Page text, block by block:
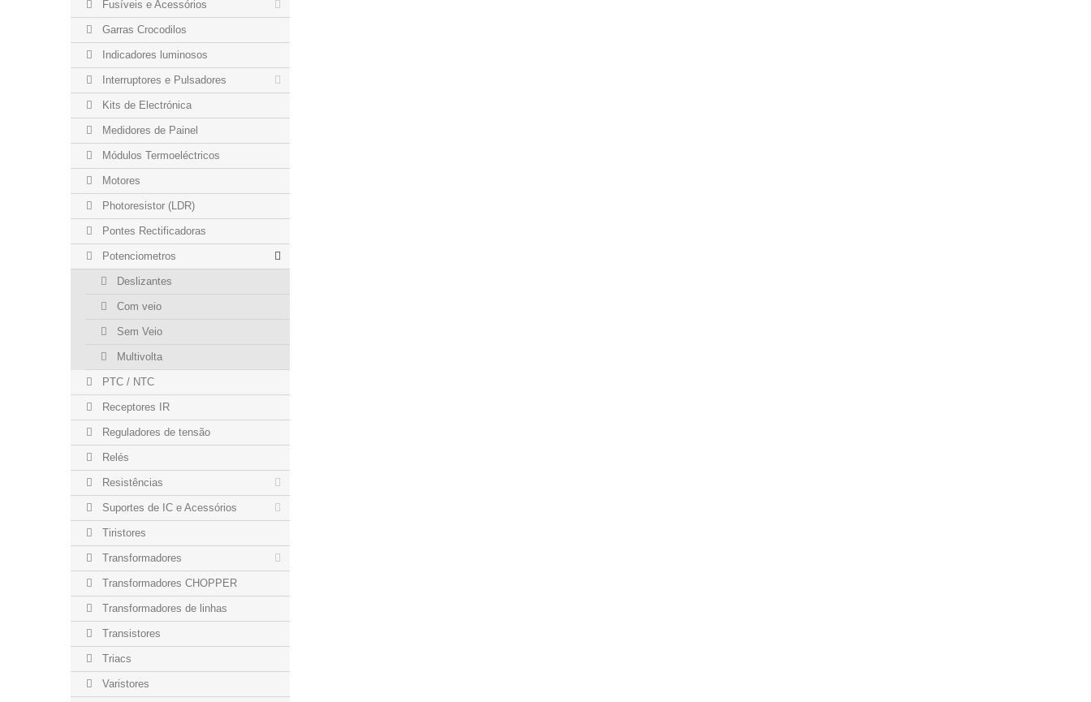
Fusíveis e Acessórios
Garras Crocodilos
Indicadores luminosos
Interruptores e Pulsadores
Kits de Electrónica
Medidores de Painel
Módulos Termoeléctricos
Motores
Photoresistor (LDR)
Pontes Rectificadoras
Potenciometros
Deslizantes
Com veio
Sem Veio
Multivolta
PTC / NTC
Receptores IR
Reguladores de tensão
Relés
Resistências
Suportes de IC e Acessórios
Tiristores
Transformadores
Transformadores CHOPPER
Transformadores de linhas
Transistores
Triacs
Varistores